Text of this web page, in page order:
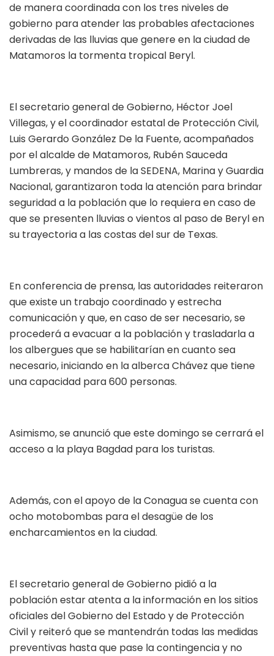
de manera coordinada con los tres niveles de
gobierno para atender las probables afectaciones
derivadas de las lluvias que genere en la ciudad de
Matamoros la tormenta tropical Beryl.
El secretario general de Gobierno, Héctor Joel
Villegas, y el coordinador estatal de Protección Civil,
Luis Gerardo González De la Fuente, acompañados
por el alcalde de Matamoros, Rubén Sauceda
Lumbreras, y mandos de la SEDENA, Marina y Guardia
Nacional, garantizaron toda la atención para brindar
seguridad a la población que lo requiera en caso de
que se presenten lluvias o vientos al paso de Beryl en
su trayectoria a las costas del sur de Texas.
En conferencia de prensa, las autoridades reiteraron
que existe un trabajo coordinado y estrecha
comunicación y que, en caso de ser necesario, se
procederá a evacuar a la población y trasladarla a
los albergues que se habilitarían en cuanto sea
necesario, iniciando en la alberca Chávez que tiene
una capacidad para 600 personas.
Asimismo, se anunció que este domingo se cerrará el
acceso a la playa Bagdad para los turistas.
Además, con el apoyo de la Conagua se cuenta con
ocho motobombas para el desagüe de los
encharcamientos en la ciudad.
El secretario general de Gobierno pidió a la
población estar atenta a la información en los sitios
oficiales del Gobierno del Estado y de Protección
Civil y reiteró que se mantendrán todas las medidas
preventivas hasta que pase la contingencia y no